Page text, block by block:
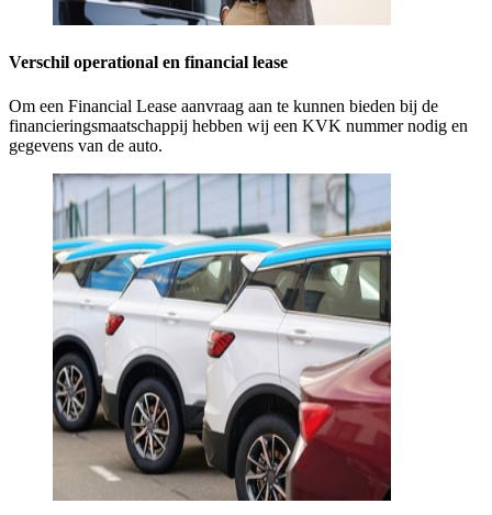
Verschil operational en financial lease
Om een Financial Lease aanvraag aan te kunnen bieden bij de
financieringsmaatschappij hebben wij een KVK nummer nodig en
gegevens van de auto.